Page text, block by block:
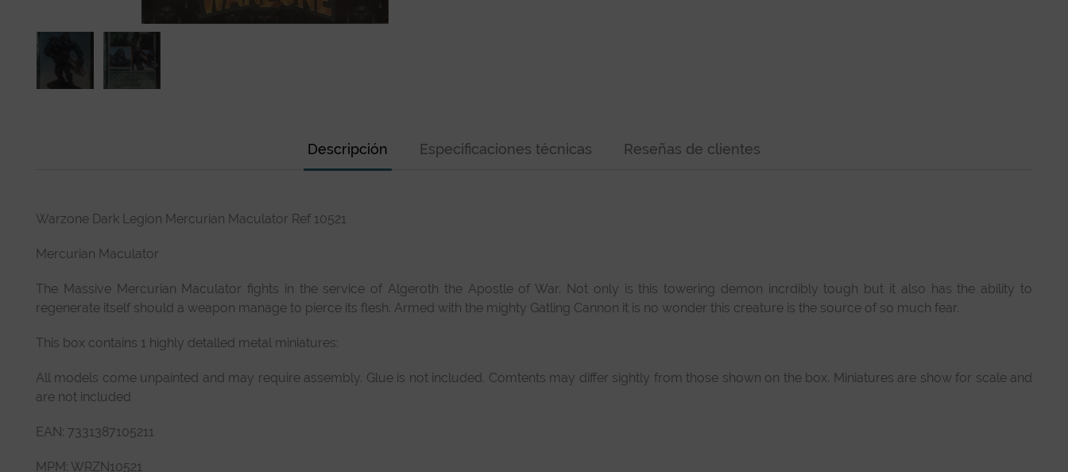
Descripción Especificaciones técnicas Reseñas de clientes
Warzone Dark Legion Mercurian Maculator Ref 10521
Mercurian Maculator
The Massive Mercurian Maculator fights in the service of Algeroth the Apostle of War. Not only is this towering demon incrdibly tough but it also has the ability to
regenerate itself should a weapon manage to pierce its flesh. Armed with the mighty Gatling Cannon it is no wonder this creature is the source of so much fear.
This box contains 1 highly detalled metal miniatures:
All models come unpainted and may require assembly. Glue is not included. Comtents may differ sightly from those shown on the box. Miniatures are show for scale and
are not included
EAN: 7331387105211
MPM: WRZN10521